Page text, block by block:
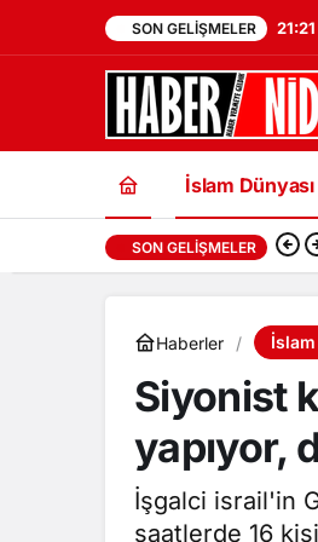
SON GELIŞMELER 21:21
İslam Dünyası
SON GELIŞMELER
Haberler İslam
Siyonist
yapıyor,
İşgalci israil'in
saatlerde 16